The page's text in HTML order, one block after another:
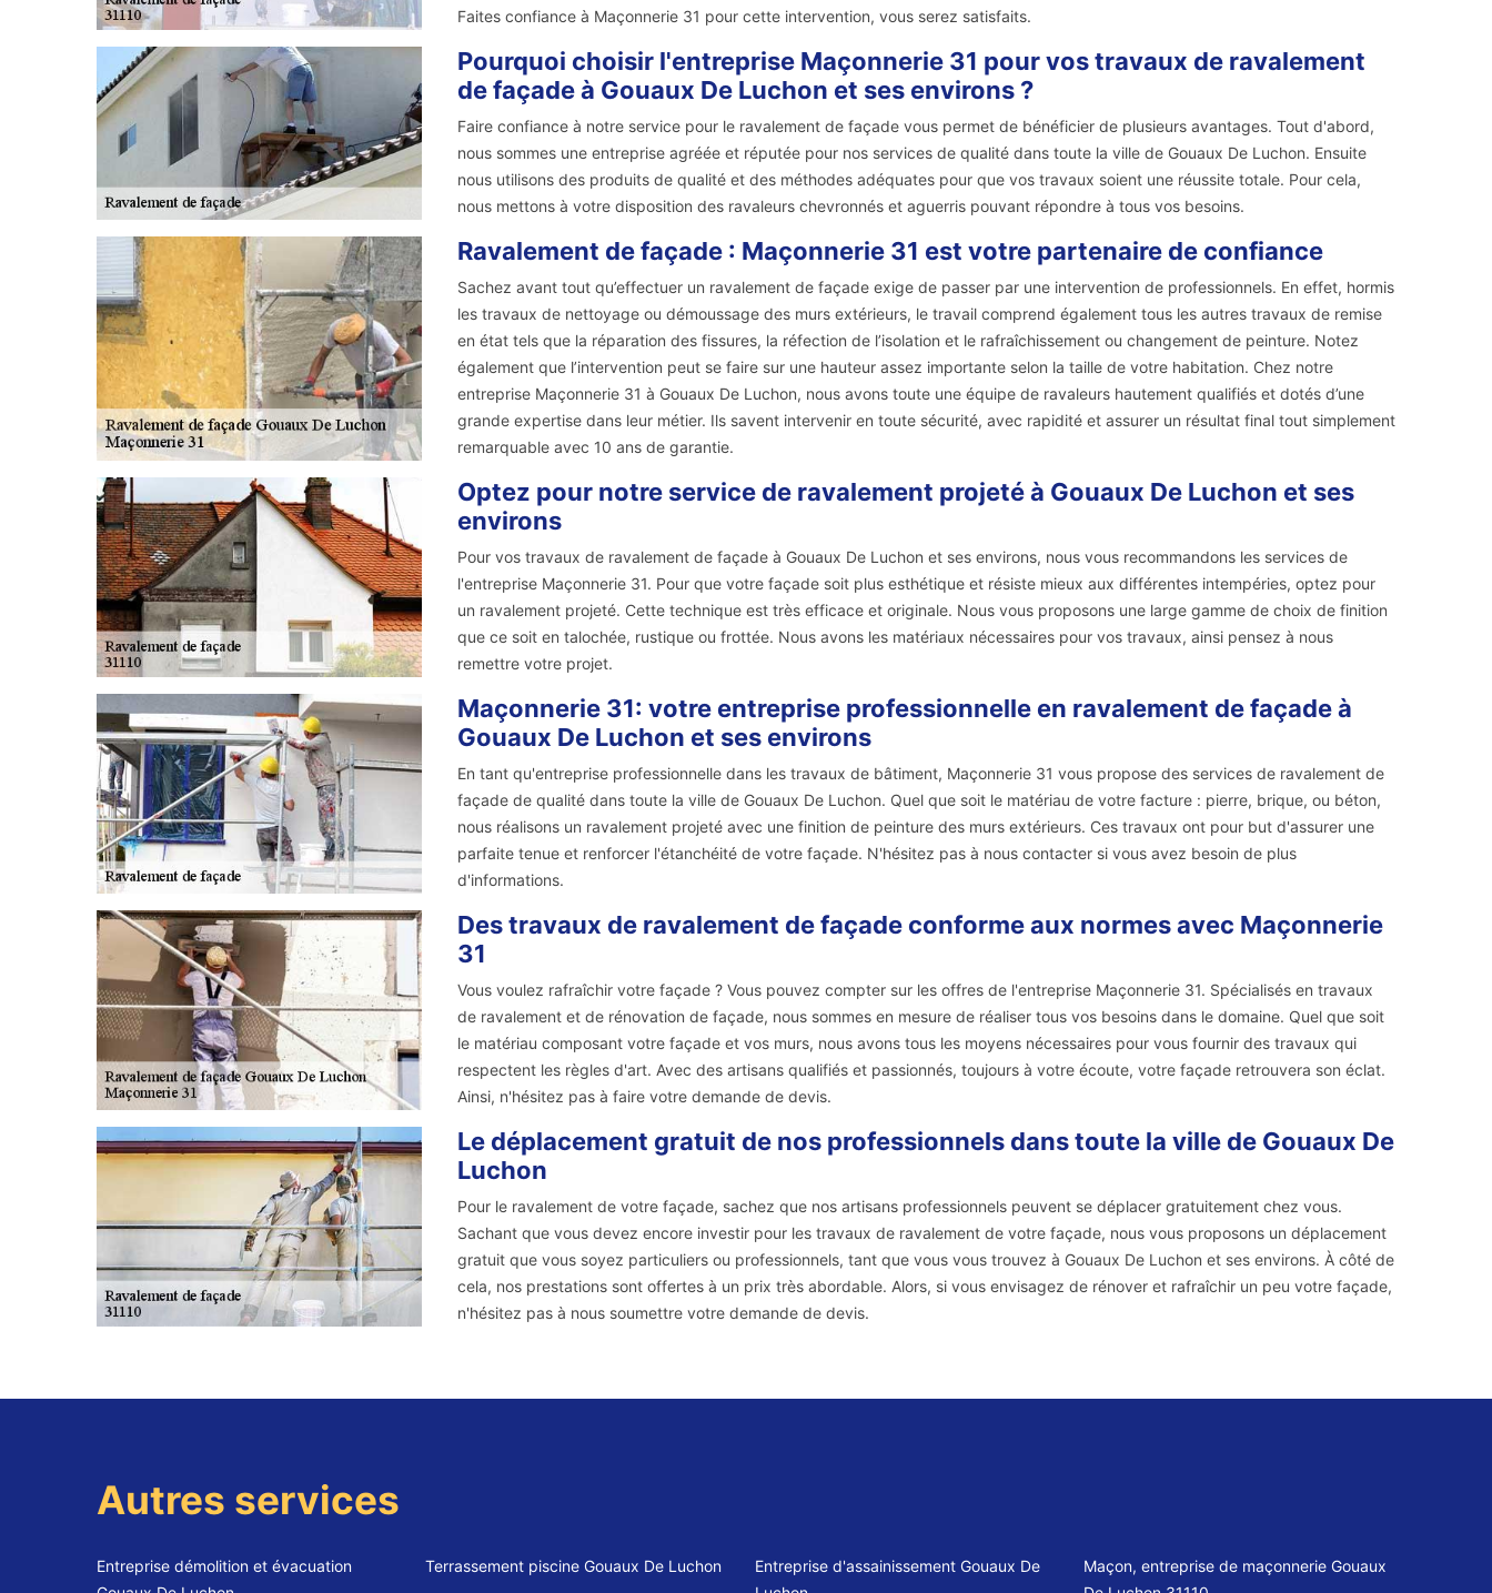
Faites confiance à Maçonnerie 31 pour cette intervention, vous serez satisfaits.
Pourquoi choisir l'entreprise Maçonnerie 31 pour vos travaux de ravalement
de façade à Gouaux De Luchon et ses environs ?
Faire confiance à notre service pour le ravalement de façade vous permet de bénéficier de plusieurs avantages. Tout d'abord,
nous sommes une entreprise agréée et réputée pour nos services de qualité dans toute la ville de Gouaux De Luchon. Ensuite
nous utilisons des produits de qualité et des méthodes adéquates pour que vos travaux soient une réussite totale. Pour cela,
nous mettons à votre disposition des ravaleurs chevronnés et aguerris pouvant répondre à tous vos besoins.
Ravalement de façade : Maçonnerie 31 est votre partenaire de confiance
Sachez avant tout qu’effectuer un ravalement de façade exige de passer par une intervention de professionnels. En effet, hormis
les travaux de nettoyage ou démoussage des murs extérieurs, le travail comprend également tous les autres travaux de remise
en état tels que la réparation des fissures, la réfection de l’isolation et le rafraîchissement ou changement de peinture. Notez
également que l’intervention peut se faire sur une hauteur assez importante selon la taille de votre habitation. Chez notre
entreprise Maçonnerie 31 à Gouaux De Luchon, nous avons toute une équipe de ravaleurs hautement qualifiés et dotés d’une
grande expertise dans leur métier. Ils savent intervenir en toute sécurité, avec rapidité et assurer un résultat final tout simplement
remarquable avec 10 ans de garantie.
Optez pour notre service de ravalement projeté à Gouaux De Luchon et ses
environs
Pour vos travaux de ravalement de façade à Gouaux De Luchon et ses environs, nous vous recommandons les services de
l'entreprise Maçonnerie 31. Pour que votre façade soit plus esthétique et résiste mieux aux différentes intempéries, optez pour
un ravalement projeté. Cette technique est très efficace et originale. Nous vous proposons une large gamme de choix de finition
que ce soit en talochée, rustique ou frottée. Nous avons les matériaux nécessaires pour vos travaux, ainsi pensez à nous
remettre votre projet.
Maçonnerie 31: votre entreprise professionnelle en ravalement de façade à
Gouaux De Luchon et ses environs
En tant qu'entreprise professionnelle dans les travaux de bâtiment, Maçonnerie 31 vous propose des services de ravalement de
façade de qualité dans toute la ville de Gouaux De Luchon. Quel que soit le matériau de votre facture : pierre, brique, ou béton,
nous réalisons un ravalement projeté avec une finition de peinture des murs extérieurs. Ces travaux ont pour but d'assurer une
parfaite tenue et renforcer l'étanchéité de votre façade. N'hésitez pas à nous contacter si vous avez besoin de plus
d'informations.
Des travaux de ravalement de façade conforme aux normes avec Maçonnerie
31
Vous voulez rafraîchir votre façade ? Vous pouvez compter sur les offres de l'entreprise Maçonnerie 31. Spécialisés en travaux
de ravalement et de rénovation de façade, nous sommes en mesure de réaliser tous vos besoins dans le domaine. Quel que soit
le matériau composant votre façade et vos murs, nous avons tous les moyens nécessaires pour vous fournir des travaux qui
respectent les règles d'art. Avec des artisans qualifiés et passionnés, toujours à votre écoute, votre façade retrouvera son éclat.
Ainsi, n'hésitez pas à faire votre demande de devis.
Le déplacement gratuit de nos professionnels dans toute la ville de Gouaux De
Luchon
Pour le ravalement de votre façade, sachez que nos artisans professionnels peuvent se déplacer gratuitement chez vous.
Sachant que vous devez encore investir pour les travaux de ravalement de votre façade, nous vous proposons un déplacement
gratuit que vous soyez particuliers ou professionnels, tant que vous vous trouvez à Gouaux De Luchon et ses environs. À côté de
cela, nos prestations sont offertes à un prix très abordable. Alors, si vous envisagez de rénover et rafraîchir un peu votre façade,
n'hésitez pas à nous soumettre votre demande de devis.
Autres services
Entreprise démolition et évacuation
Terrassement piscine Gouaux De Luchon
Entreprise d'assainissement Gouaux De
Maçon, entreprise de maçonnerie Gouaux